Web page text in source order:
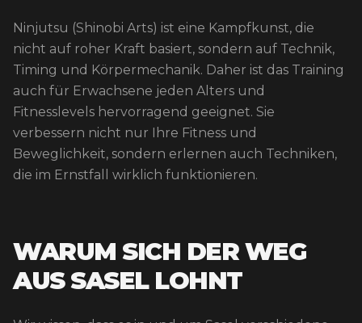
Ninjutsu (Shinobi Arts) ist eine Kampfkunst, die
nicht auf roher Kraft basiert, sondern auf Technik,
Timing und Körpermechanik. Daher ist das Training
auch für Erwachsene jeden Alters und
Fitnesslevels hervorragend geeignet. Sie
verbessern nicht nur Ihre Fitness und
Beweglichkeit, sondern erlernen auch Techniken,
die im Ernstfall wirklich funktionieren.
WARUM SICH DER WEG
AUS SASEL LOHNT